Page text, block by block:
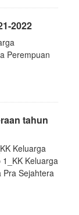
2022
Perempuan
tahun
Keluarga
Keluarga
Pra Sejahtera